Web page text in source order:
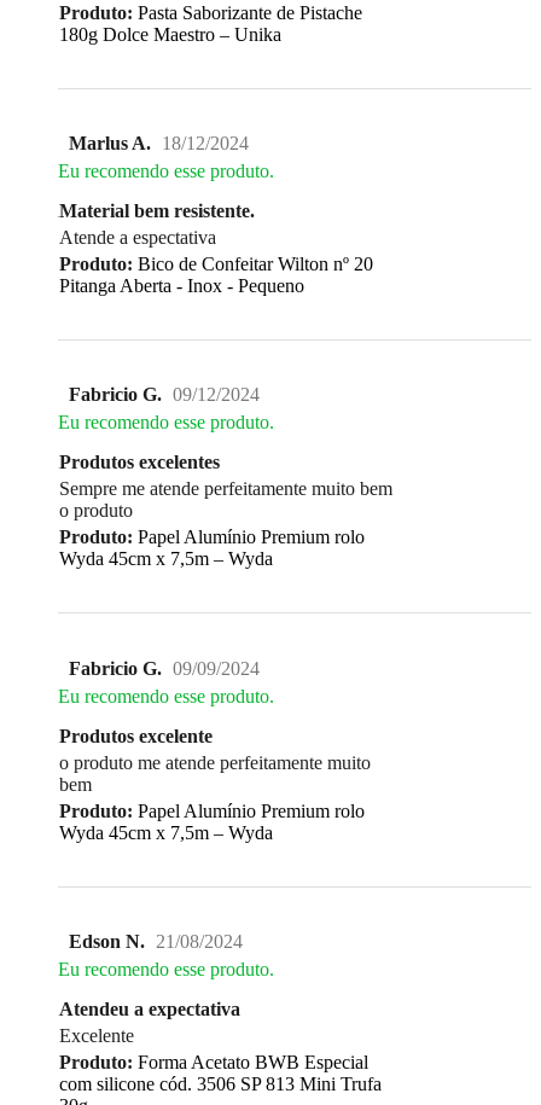
Produto: Pasta Saborizante de Pistache
180g Dolce Maestro – Unika
Marlus A. 18/12/2024
Eu recomendo esse produto.
Material bem resistente.
Atende a espectativa
Produto: Bico de Confeitar Wilton nº 20
Pitanga Aberta - Inox - Pequeno
Fabricio G. 09/12/2024
Eu recomendo esse produto.
Produtos excelentes
Sempre me atende perfeitamente muito bem
o produto
Produto: Papel Alumínio Premium rolo
Wyda 45cm x 7,5m – Wyda
Fabricio G. 09/09/2024
Eu recomendo esse produto.
Produtos excelente
o produto me atende perfeitamente muito
bem
Produto: Papel Alumínio Premium rolo
Wyda 45cm x 7,5m – Wyda
Edson N. 21/08/2024
Eu recomendo esse produto.
Atendeu a expectativa
Excelente
Produto: Forma Acetato BWB Especial
com silicone cód. 3506 SP 813 Mini Trufa